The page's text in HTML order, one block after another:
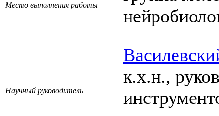
Место выполнения работы
Научный руководитель
к.х.н.,